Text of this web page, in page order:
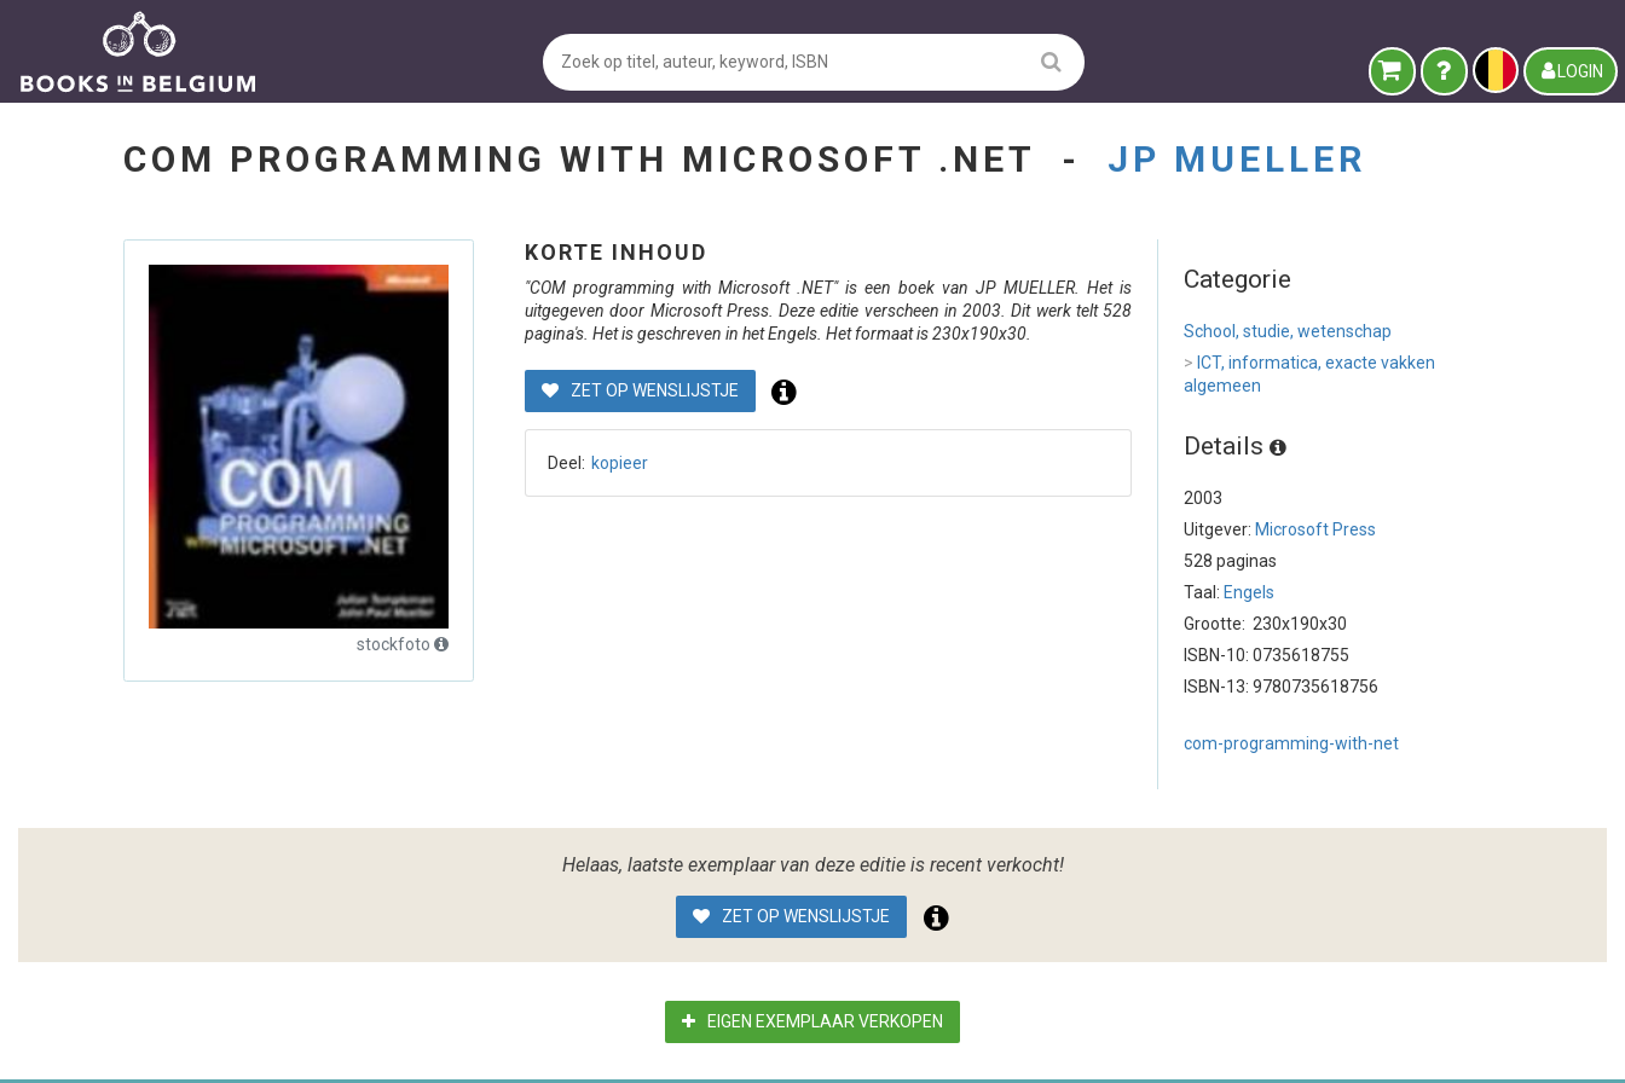
LOGIN
COM PROGRAMMING WITH MICROSOFT .NET - JP MUELLER
stockfoto
KORTE INHOUD
"COM programming with Microsoft .NET" is een boek van JP MUELLER. Het is
uitgegeven door Microsoft Press. Deze editie verscheen in 2003. Dit werk telt 528
pagina's. Het is geschreven in het Engels. Het formaat is 230x190x30.
ZET OP WENSLIJSTJE
Deel: kopieer
Categorie
School, studie, wetenschap
> ICT, informatica, exacte vakken
algemeen
Details
2003
Uitgever: Microsoft Press
528 paginas
Taal: Engels
Grootte: 230x190x30
ISBN-10: 0735618755
ISBN-13: 9780735618756
com-programming-with-net
Helaas, laatste exemplaar van deze editie is recent verkocht!
ZET OP WENSLIJSTJE
EIGEN EXEMPLAAR VERKOPEN